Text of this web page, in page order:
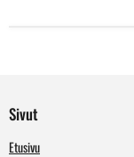
Sivut
Etusivu